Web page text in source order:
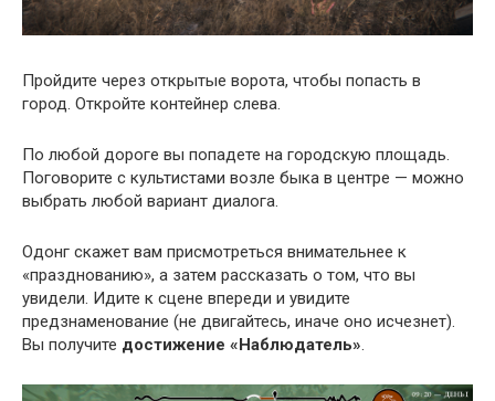
Пройдите через открытые ворота, чтобы попасть в
город. Откройте контейнер слева.
По любой дороге вы попадете на городскую площадь.
Поговорите с культистами возле быка в центре — можно
выбрать любой вариант диалога.
Одонг скажет вам присмотреться внимательнее к
«празднованию», а затем рассказать о том, что вы
увидели. Идите к сцене впереди и увидите
предзнаменование (не двигайтесь, иначе оно исчезнет).
Вы получите достижение «Наблюдатель».